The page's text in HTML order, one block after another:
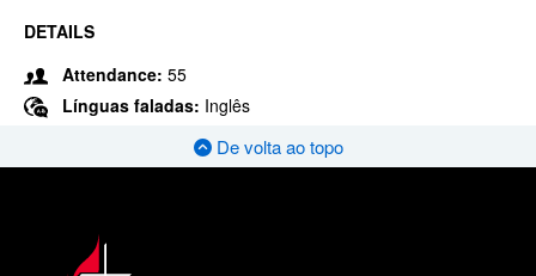
DETAILS
Attendance: 55
Línguas faladas: Inglês
De volta ao topo